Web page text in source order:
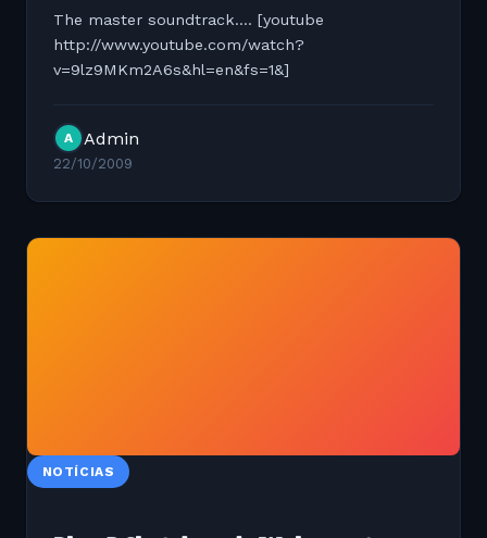
The master soundtrack.... [youtube
http://www.youtube.com/watch?
v=9lz9MKm2A6s&hl=en&fs=1&]
A Admin
22/10/2009
NOTÍCIAS